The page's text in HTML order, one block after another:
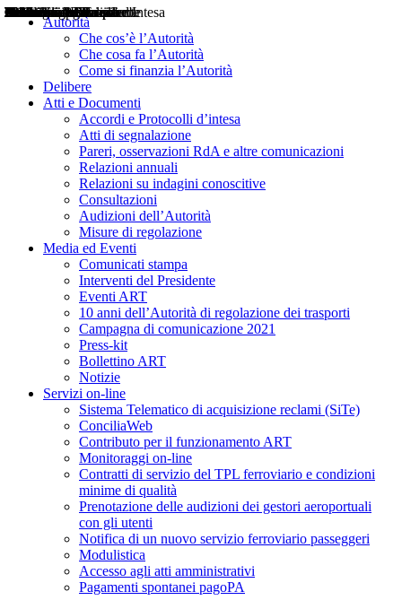
Autorità
Che cos’è l’Autorità
Che cosa fa l’Autorità
Come si finanzia l’Autorità
Delibere
Atti e Documenti
Accordi e Protocolli d’intesa
Atti di segnalazione
Pareri, osservazioni RdA e altre comunicazioni
Relazioni annuali
Relazioni su indagini conoscitive
Consultazioni
Audizioni dell’Autorità
Misure di regolazione
Media ed Eventi
Comunicati stampa
Interventi del Presidente
Eventi ART
10 anni dell’Autorità di regolazione dei trasporti
Campagna di comunicazione 2021
Press-kit
Bollettino ART
Notizie
Servizi on-line
Sistema Telematico di acquisizione reclami (SiTe)
ConciliaWeb
Contributo per il funzionamento ART
Monitoraggi on-line
Contratti di servizio del TPL ferroviario e condizioni
minime di qualità
Prenotazione delle audizioni dei gestori aeroportuali
con gli utenti
Notifica di un nuovo servizio ferroviario passeggeri
Modulistica
Accesso agli atti amministrativi
Pagamenti spontanei pagoPA
Delibere
Pareri
Consultazioni
Audizioni
Atti di Segnalazione
Accordi e Protocolli d'Intesa
Relazioni annuali
Misure di regolazione
Notizie
Comunicati Stampa
Bollettini ART
Convegni ART
Interviste del Presidente
Articoli in primo piano
Interventi del Presidente
2004
2005
2010
2013
2014
2015
2016
2017
2018
2019
202
2020
2021
2022
2023
2024
2025
2026
Aereo
Marittimo
Terrestre